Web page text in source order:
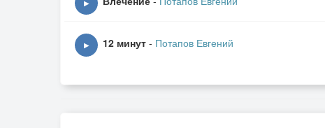
▶
▶ 12 минут - Потапов Евгений